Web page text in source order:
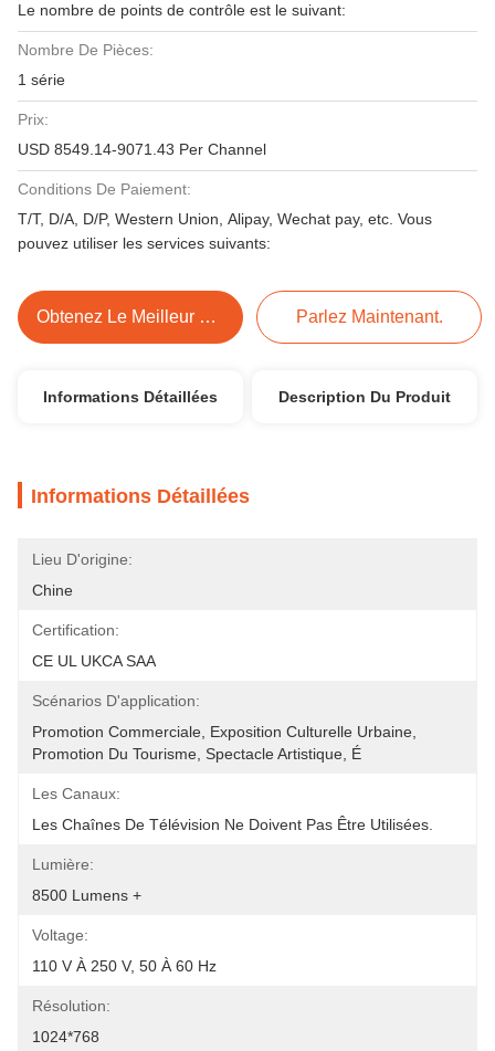
Le nombre de points de contrôle est le suivant:
Nombre De Pièces:
1 série
Prix:
USD 8549.14-9071.43 Per Channel
Conditions De Paiement:
T/T, D/A, D/P, Western Union, Alipay, Wechat pay, etc. Vous
pouvez utiliser les services suivants:
Obtenez Le Meilleur Prix Parlez Maintenant.
Informations Détaillées Description Du Produit
Informations Détaillées
Lieu D'origine:
Chine
Certification:
CE UL UKCA SAA
Scénarios D'application:
Promotion Commerciale, Exposition Culturelle Urbaine,
Promotion Du Tourisme, Spectacle Artistique, É
Les Canaux:
Les Chaînes De Télévision Ne Doivent Pas Être Utilisées.
Lumière:
8500 Lumens +
Voltage:
110 V À 250 V, 50 À 60 Hz
Résolution:
1024*768